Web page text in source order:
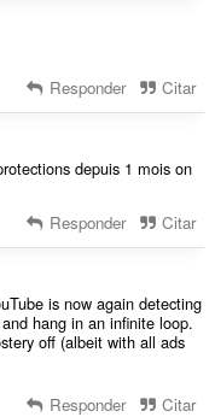
Responder Citar
depuis 1 mois on
Responder Citar
is now again detecting
hang in an infinite loop.
off (albeit with all ads
Responder Citar